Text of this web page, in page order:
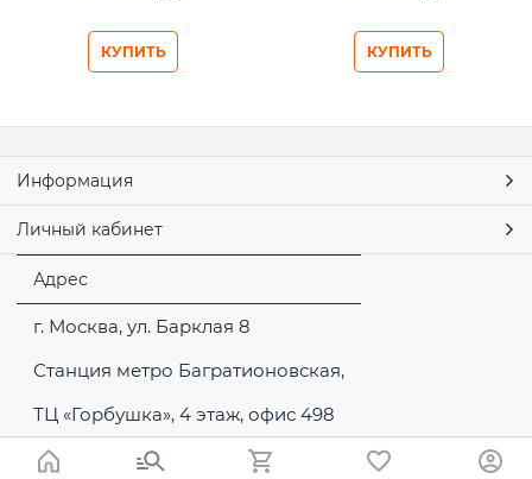
КУПИТЬ КУПИТЬ
Информация
Личный кабинет
Адрес
г. Москва, ул. Барклая 8
Станция метро Багратионовская,
ТЦ «Горбушка», 4 этаж, офис 498